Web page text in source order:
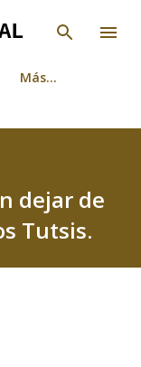
Más…
dejar de
Tutsis.